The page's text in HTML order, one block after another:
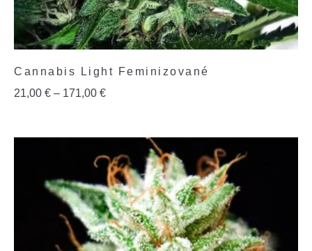
Cannabis Light Feminizované
21,00 € – 171,00 €